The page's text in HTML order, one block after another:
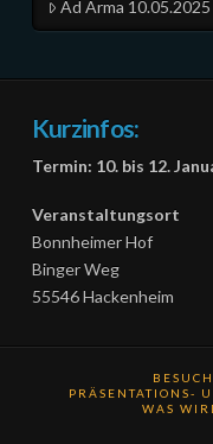
Ad Arma
Kurzinfos:
Termin: 10. bis 12.
Veranstaltungsort
Bonnheimer Hof
Binger Weg
55546 Hackenheim
PRÄSENTATIONS-
WAS